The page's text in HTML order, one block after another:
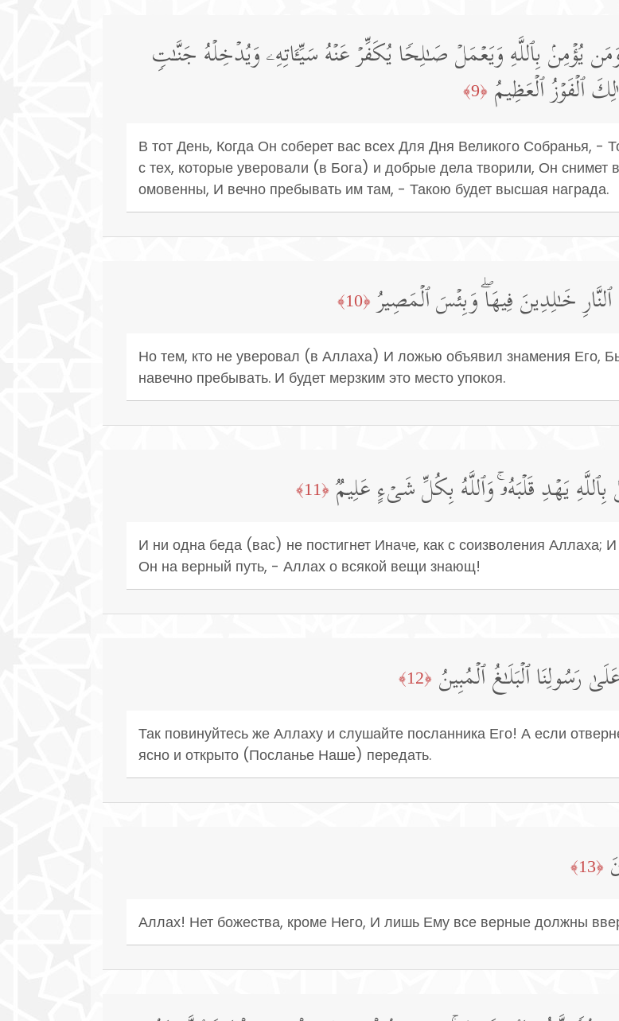
یُؤۡمِنۢ بِٱللَّهِ وَیَعۡمَلۡ صَـٰلِحࣰا یُكَفِّرۡ عَنۡهُ سَیِّـَٔاتِهِۦ وَیُدۡخِلۡهُ جَنَّـٰتࣲ
ٱلۡفَوۡزُ ٱلۡعَظِیمُ ﴿9﴾
В тот День, Когда Он соберет вас всех Для Дня Великого Собранья, -
с тех, которые уверовали (в Бога) и добрые дела творили, Он снимет
омовенны, И вечно пребывать им там, - Такою будет высшая награда.
خَـٰلِدِینَ فِیهَاۖ وَبِئۡسَ ٱلۡمَصِیرُ ﴿10﴾
Но тем, кто не уверовал (в Аллаха) И ложью объявил знамения Его,
навечно пребывать. И будет мерзким это место упокоя.
یَهۡدِ قَلۡبَهُۥۚ وَٱللَّهُ بِكُلِّ شَیۡءٍ عَلِیمࣱ ﴿11﴾
И ни одна беда (вас) не постигнет Иначе, как с соизволения Аллаха;
Он на верный путь, - Аллах о всякой вещи знающ!
رَسُولِنَا ٱلۡبَلَـٰغُ ٱلۡمُبِینُ ﴿12﴾
Так повинуйтесь же Аллаху и слушайте посланника Его! А если
ясно и открыто (Посланье Наше) передать.
﴿13﴾
Аллах! Нет божества, кроме Него, И лишь Ему все верные должны